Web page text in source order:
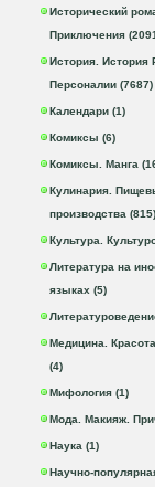
Исторический
Приключения
История. История
Персоналии (7687)
Календари (1)
Комиксы (6)
Комиксы. Манга
Кулинария.
производства (815)
Культура.
Литература на
языках (5)
Медицина.
(4)
Мифология (1)
Мода. Макияж.
Наука (1)
Научно-